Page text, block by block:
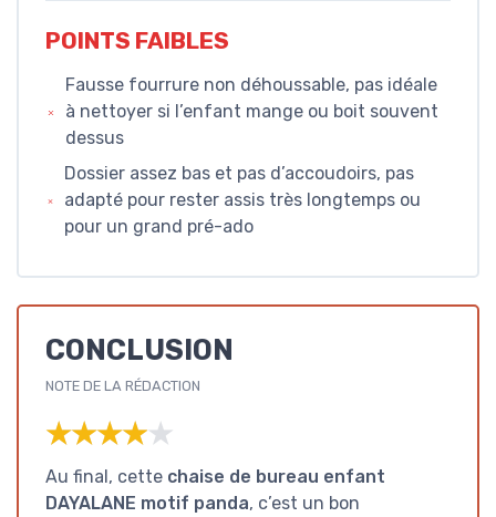
POINTS FAIBLES
Fausse fourrure non déhoussable, pas idéale
à nettoyer si l’enfant mange ou boit souvent
dessus
Dossier assez bas et pas d’accoudoirs, pas
adapté pour rester assis très longtemps ou
pour un grand pré-ado
CONCLUSION
NOTE DE LA RÉDACTION
★★★★★
★★★★★
Au final, cette chaise de bureau enfant
DAYALANE motif panda, c’est un bon